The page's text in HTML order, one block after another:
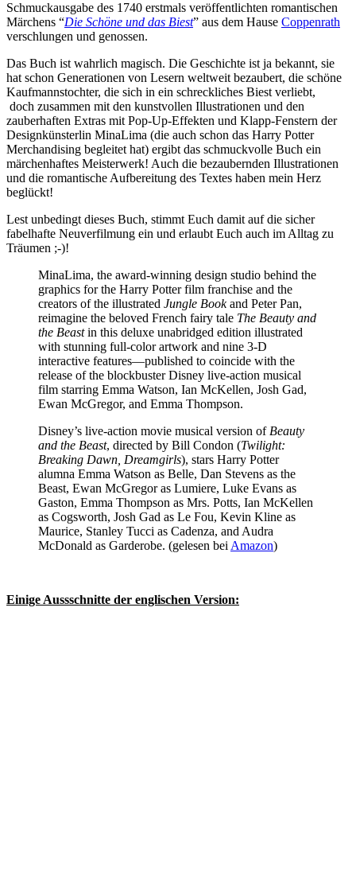
Schmuckausgabe des 1740 erstmals veröffentlichten romantischen
Märchens “Die Schöne und das Biest” aus dem Hause Coppenrath
verschlungen und genossen.
Das Buch ist wahrlich magisch. Die Geschichte ist ja bekannt, sie
hat schon Generationen von Lesern weltweit bezaubert, die schöne
Kaufmannstochter, die sich in ein schreckliches Biest verliebt,
doch zusammen mit den kunstvollen Illustrationen und den
zauberhaften Extras mit Pop-Up-Effekten und Klapp-Fenstern der
Designkünsterlin MinaLima (die auch schon das Harry Potter
Merchandising begleitet hat) ergibt das schmuckvolle Buch ein
märchenhaftes Meisterwerk! Auch die bezaubernden Illustrationen
und die romantische Aufbereitung des Textes haben mein Herz
beglückt!
Lest unbedingt dieses Buch, stimmt Euch damit auf die sicher
fabelhafte Neuverfilmung ein und erlaubt Euch auch im Alltag zu
Träumen ;-)!
MinaLima, the award-winning design studio behind the
graphics for the Harry Potter film franchise and the
creators of the illustrated Jungle Bookand Peter Pan,
reimagine the beloved French fairy tale The Beauty and
the Beastin this deluxe unabridged edition illustrated
with stunning full-color artwork and nine 3-D
interactive features—published to coincide with the
release of the blockbuster Disney live-action musical
film starring Emma Watson, Ian McKellen, Josh Gad,
Ewan McGregor, and Emma Thompson.
Disney’s live-action movie musical version of Beauty
and the Beast, directed by Bill Condon (Twilight:
Breaking Dawn, Dreamgirls), stars Harry Potter
alumna Emma Watson as Belle, Dan Stevens as the
Beast, Ewan McGregor as Lumiere, Luke Evans as
Gaston, Emma Thompson as Mrs. Potts, Ian McKellen
as Cogsworth, Josh Gad as Le Fou, Kevin Kline as
Maurice, Stanley Tucci as Cadenza, and Audra
McDonald as Garderobe. (gelesen bei Amazon)
Einige Aussschnitte der englischen Version: